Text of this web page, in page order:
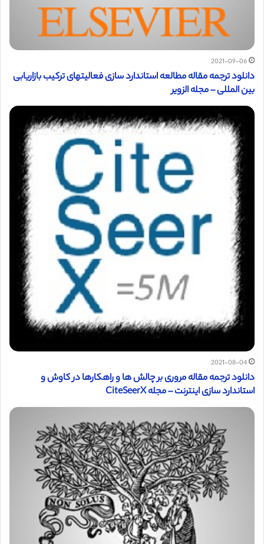
2021-09-06
دانلود ترجمه مقاله مطالعه استاندارد سازی فعالیتهای ترکیب بازاریابی
بین‌ المللی – مجله الزویر
2021-08-04
دانلود ترجمه مقاله مروری بر چالش ها و راهکارها در کاوش و
استاندارد سازی اینترنت – مجله CiteSeerX